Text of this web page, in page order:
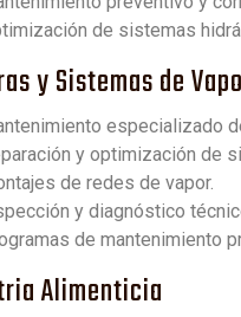
de sistemas
y Sistemas de
especializado
y optimización de
de redes de vapor.
y diagnóstico
de mantenimiento
Alimenticia